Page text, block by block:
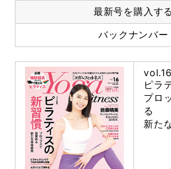
最新号を購入する
バックナンバー
vol.16
ピラ
プロ
る
新た